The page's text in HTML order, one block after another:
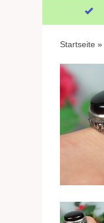
Startseite »